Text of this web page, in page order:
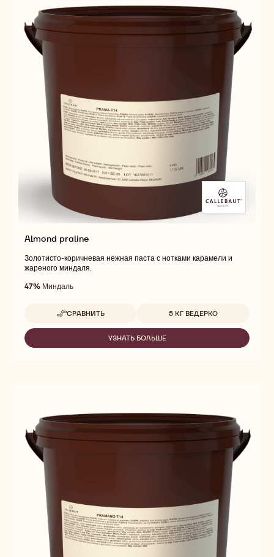
Almond praline
Золотисто-коричневая нежная паста с нотками карамели и
жареного миндаля.
47% Миндаль
СРАВНИТЬ
-
ALMOND
PRALINE
Доступные размеры
5 КГ ВЕДЕРКО
УЗНАТЬ БОЛЬШЕ
-